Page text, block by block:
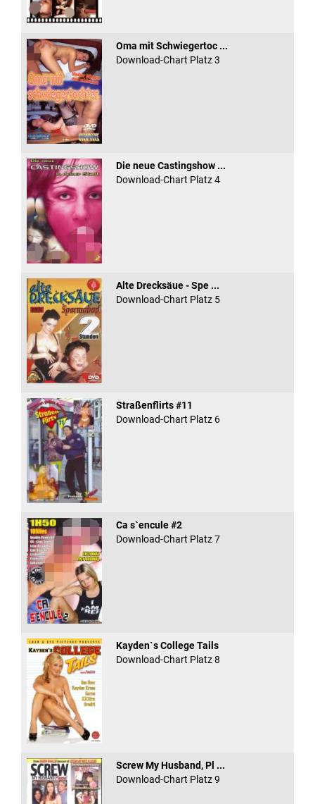
Oma mit Schwiegertoc ...
Download-Chart Platz 3
Die neue Castingshow ...
Download-Chart Platz 4
Alte Drecksäue - Spe ...
Download-Chart Platz 5
Straßenflirts #11
Download-Chart Platz 6
Ca s`encule #2
Download-Chart Platz 7
Kayden`s College Tails
Download-Chart Platz 8
Screw My Husband, Pl ...
Download-Chart Platz 9